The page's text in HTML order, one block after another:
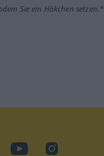
Sie ein Häkchen setzen.*
YouTubeInstagram